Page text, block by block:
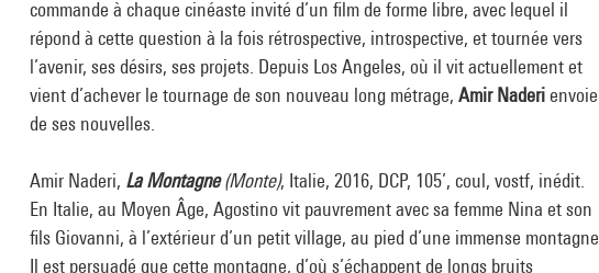
commande à chaque cinéaste invité d’un film de forme libre, avec lequel il
répond à cette question à la fois rétrospective, introspective, et tournée vers
l’avenir, ses désirs, ses projets. Depuis Los Angeles, où il vit actuellement et
vient d’achever le tournage de son nouveau long métrage, Amir Naderienvoie
de ses nouvelles.
Amir Naderi, La Montagne(Monte), Italie, 2016, DCP, 105’, coul, vostf, inédit.
En Italie, au Moyen Âge, Agostino vit pauvrement avec sa femme Nina et son
fils Giovanni, à l’extérieur d’un petit village, au pied d’une immense montagne.
Il est persuadé que cette montagne, d’où s’échappent de longs bruits